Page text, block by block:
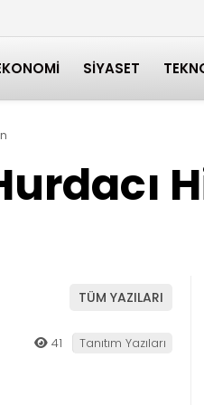
SIYASET
TÜM YAZILARI
41 Tanıtım Yazıları